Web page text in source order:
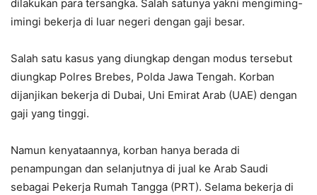
dilakukan para tersangka. Salah satunya yakni mengiming-
imingi bekerja di luar negeri dengan gaji besar.
Salah satu kasus yang diungkap dengan modus tersebut
diungkap Polres Brebes, Polda Jawa Tengah. Korban
dijanjikan bekerja di Dubai, Uni Emirat Arab (UAE) dengan
gaji yang tinggi.
Namun kenyataannya, korban hanya berada di
penampungan dan selanjutnya di jual ke Arab Saudi
sebagai Pekerja Rumah Tangga (PRT). Selama bekerja di